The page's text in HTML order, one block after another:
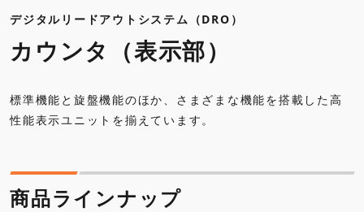
デジタルリードアウトシステム（DRO）
カウンタ（表示部）
標準機能と旋盤機能のほか、さまざまな機能を搭載した高
性能表示ユニットを揃えています。
商品ラインナップ